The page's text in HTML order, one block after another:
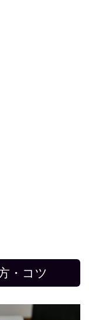
・コツ